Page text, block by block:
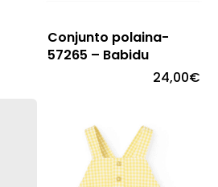
Conjunto polaina-
57265 – Babidu
24,00€